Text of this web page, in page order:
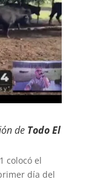
de Todo El
colocó el
día del